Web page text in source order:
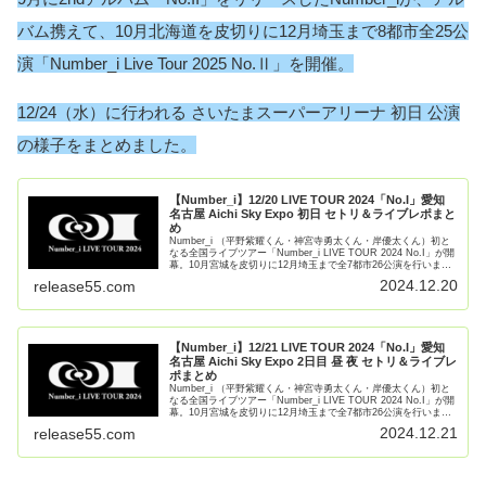
バム携えて、10月北海道を皮切りに12月埼玉まで8都市全25公
演「Number_i Live Tour 2025 No.Ⅱ」を開催。
12/24（水）に行われる さいたまスーパーアリーナ 初日 公演
の様子をまとめました。
【Number_i】12/20 LIVE TOUR 2024「No.I」愛知
名古屋 Aichi Sky Expo 初日 セトリ＆ライブレポまと
め
Number_i （平野紫耀くん・神宮寺勇太くん・岸優太くん）初と
なる全国ライブツアー「Number_i LIVE TOUR 2024 No.I」が開
幕。10月宮城を皮切りに12月埼玉まで全7都市26公演を行いま
release55.com 2024.12.20
【Number_i】12/21 LIVE TOUR 2024「No.I」愛知
名古屋 Aichi Sky Expo 2日目 昼 夜 セトリ＆ライブレ
ポまとめ
Number_i （平野紫耀くん・神宮寺勇太くん・岸優太くん）初と
なる全国ライブツアー「Number_i LIVE TOUR 2024 No.I」が開
幕。10月宮城を皮切りに12月埼玉まで全7都市26公演を行いま
release55.com 2024.12.21